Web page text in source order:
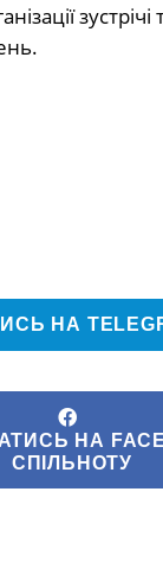
зустрічі
НА
НА
СПІЛЬНОТУ